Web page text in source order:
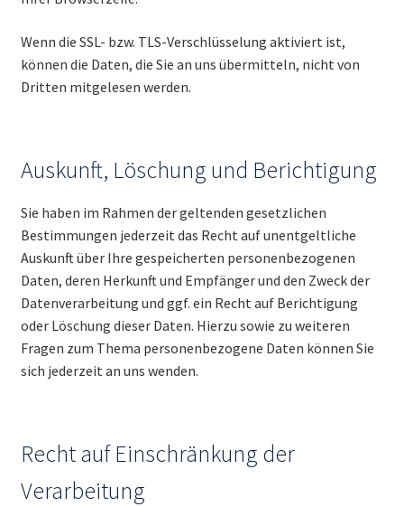
Wenn die SSL- bzw. TLS-Verschlüsselung aktiviert ist,
können die Daten, die Sie an uns übermitteln, nicht von
Dritten mitgelesen werden.
Auskunft, Löschung und Berichtigung
Sie haben im Rahmen der geltenden gesetzlichen
Bestimmungen jederzeit das Recht auf unentgeltliche
Auskunft über Ihre gespeicherten personenbezogenen
Daten, deren Herkunft und Empfänger und den Zweck der
Datenverarbeitung und ggf. ein Recht auf Berichtigung
oder Löschung dieser Daten. Hierzu sowie zu weiteren
Fragen zum Thema personenbezogene Daten können Sie
sich jederzeit an uns wenden.
Recht auf Einschränkung der
Verarbeitung